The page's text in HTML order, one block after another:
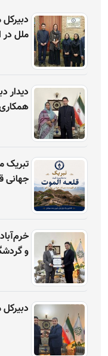
ملل در
دیدار
تبریک
جهانی
و